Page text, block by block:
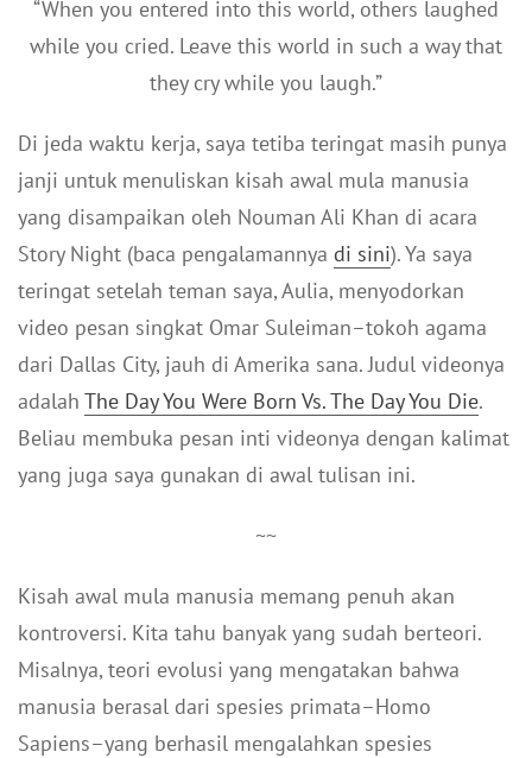
“When you entered into this world, others laughed
while you cried. Leave this world in such a way that
they cry while you laugh.”
Di jeda waktu kerja, saya tetiba teringat masih punya
janji untuk menuliskan kisah awal mula manusia
yang disampaikan oleh Nouman Ali Khan di acara
Story Night (baca pengalamannya di sini). Ya saya
teringat setelah teman saya, Aulia, menyodorkan
video pesan singkat Omar Suleiman–tokoh agama
dari Dallas City, jauh di Amerika sana. Judul videonya
adalah The Day You Were Born Vs. The Day You Die.
Beliau membuka pesan inti videonya dengan kalimat
yang juga saya gunakan di awal tulisan ini.
~~
Kisah awal mula manusia memang penuh akan
kontroversi. Kita tahu banyak yang sudah berteori.
Misalnya, teori evolusi yang mengatakan bahwa
manusia berasal dari spesies primata–Homo
Sapiens–yang berhasil mengalahkan spesies